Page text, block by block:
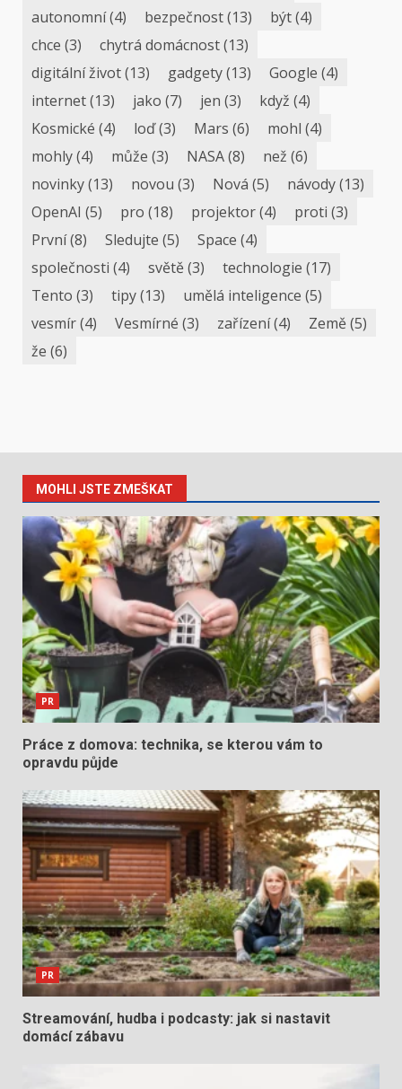
autonomní(4) bezpečnost(13) být(4)
chce (3) chytrá domácnost(13)
digitální život(13) gadgety(13) Google (4)
internet(13) jako (7) jen (3) když (4)
Kosmické (4) loď(3) Mars (6) mohl (4)
mohly(4) může (3) NASA(8) než (6)
novinky(13) novou (3) Nová (5) návody(13)
OpenAI (5) pro (18) projektor(4) proti (3)
První(8) Sledujte (5) Space (4)
společnosti (4) světě(3) technologie (17)
Tento (3) tipy(13) umělá inteligence (5)
vesmír(4) Vesmírné (3) zařízení(4) Země(5)
že (6)
MOHLI JSTE ZMEŠKAT
PR
Práce z domova: technika, se kterou vám to
opravdu půjde
PR
Streamování, hudba i podcasty: jak si nastavit
domácí zábavu